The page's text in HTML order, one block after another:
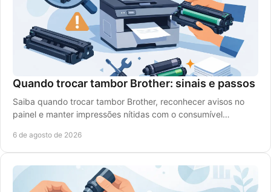
Quando trocar tambor Brother: sinais e passos
Saiba quando trocar tambor Brother, reconhecer avisos no
painel e manter impressões nítidas com o consumível
6 de agosto de 2026